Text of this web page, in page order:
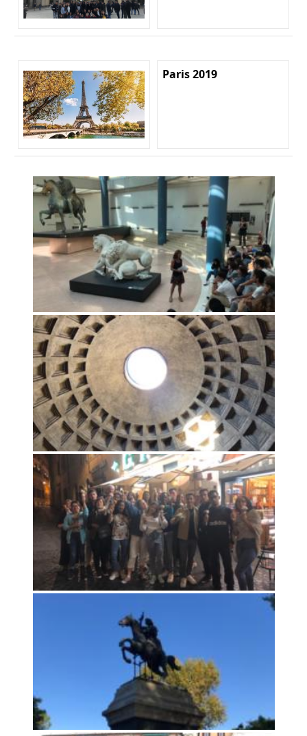
Paris 2019